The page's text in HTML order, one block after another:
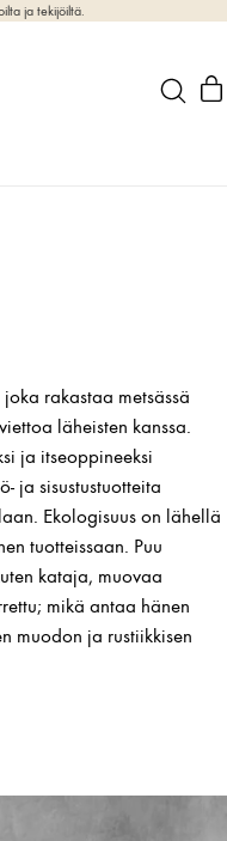
ja tekijöiltä.
rakastaa metsässä
läheisten kanssa.
ja itseoppineeksi
ja sisustustuotteita
Ekologisuus on lähellä
tuotteissaan. Puu
kataja, muovaa
mikä antaa hänen
muodon ja rustiikkisen